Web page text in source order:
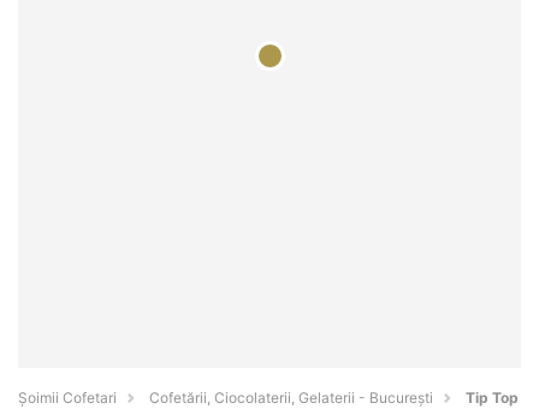
Șoimii Cofetari Cofetării, Ciocolaterii, Gelaterii - Bucureşti Tip Top